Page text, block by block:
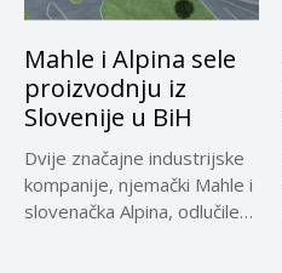
Mahle i Alpina sele
proizvodnju iz
Slovenije u BiH
Dvije značajne industrijske
kompanije, njemački Mahle i
slovenačka Alpina, odlučile